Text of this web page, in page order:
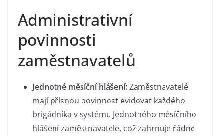
Administrativní
povinnosti
zaměstnavatelů
Jednotné měsíční hlášení:Zaměstnavatelé
mají přísnou povinnost evidovat každého
brigádníka v systému Jednotného měsíčního
hlášení zaměstnavatele, což zahrnuje řádné